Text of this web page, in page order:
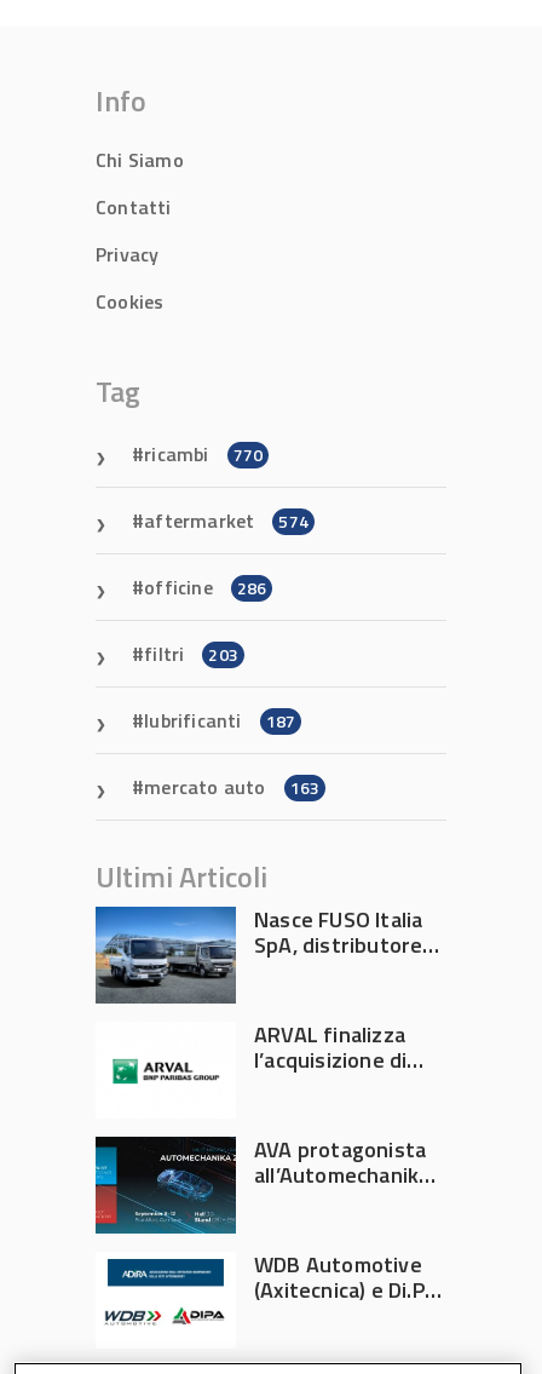
Info
Chi Siamo
Contatti
Privacy
Cookies
Tag
ricambi 770
aftermarket 574
officine 286
filtri 203
lubrificanti 187
mercato auto 163
Ultimi Articoli
Nasce FUSO Italia
SpA, distributore
ARVAL finalizza
l’acquisizione di
AVA protagonista
all’Automechanika
WDB Automotive
(Axitecnica) e Di.Pa.